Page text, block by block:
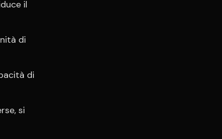
il
di
di
si